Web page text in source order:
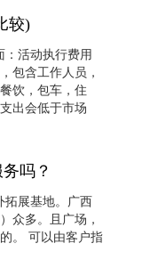
较)
：活动执行费用
包含工作人员，
饮，包车，住
出会低于市场
吗？
拓展基地。广西
众多。且广场，
。 可以由客户指